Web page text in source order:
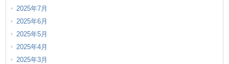
2025年7月
2025年6月
2025年5月
2025年4月
2025年3月